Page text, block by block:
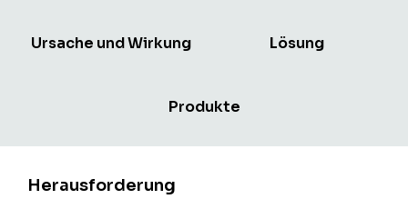
Ursache und Wirkung Lösung
Produkte
Herausforderung